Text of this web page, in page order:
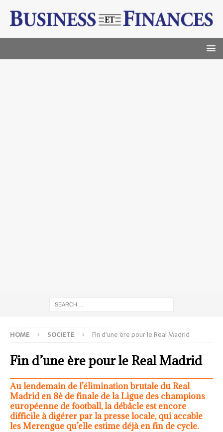
HOME SOCIETE Fin d’une ère pour le Real Madrid
Fin d’une ère pour le Real Madrid
Au lendemain de l’élimination brutale du Real
Madrid en 8è de finale de la Ligue des champions
européenne de football, la débâcle est encore
difficile à digérer par la presse locale, qui accable
les Merengue qu’elle estime déjà en fin de cycle.